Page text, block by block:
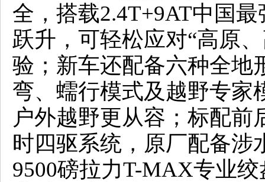
全，搭载2.4T+9AT中国
跃升，可轻松应对“高原
验；新车还配备六种全地
弯、蠕行模式及越野专家
户外越野更从容；标配
时四驱系统，原厂配备涉
9500磅拉力T-MAX专业